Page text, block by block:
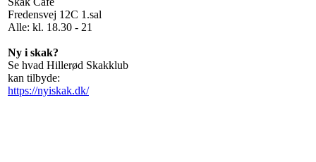
Fredensvej 12C 1.sal
Alle: kl. 18.30 - 21
Ny i skak?
Se hvad Hillerød Skakklub
kan tilbyde:
https://nyiskak.dk/